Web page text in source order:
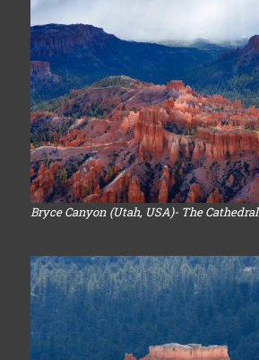
Bryce Canyon (Utah, USA)- The Cathedral